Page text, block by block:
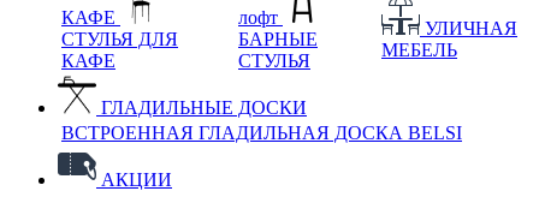
КАФЕ
СТУЛЬЯ ДЛЯ
КАФЕ
лофт
БАРНЫЕ
СТУЛЬЯ
УЛИЧНАЯ
МЕБЕЛЬ
ГЛАДИЛЬНЫЕ ДОСКИ
ВСТРОЕННАЯ ГЛАДИЛЬНАЯ ДОСКА BELSI
АКЦИИ